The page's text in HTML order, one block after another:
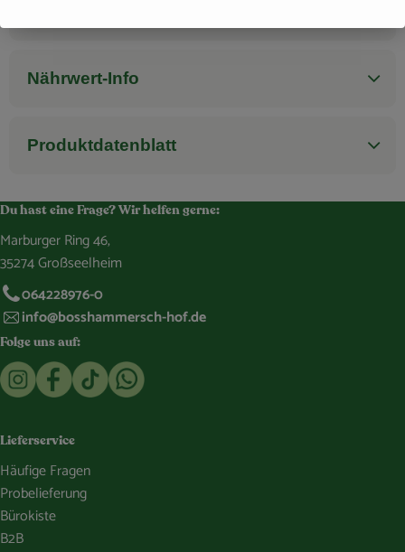
Nährwert-Info
Produktdatenblatt
Du hast eine Frage? Wir helfen gerne:
Marburger Ring 46,
35274 Großseelheim
064228976-0
info@bosshammersch-hof.de
Folge uns auf:
Externer Link zu https://www.instagram.com/
Externer Link zu https://www.facebook.com/
Externer Link zu https://www.tiktok.com/
Externer Link zu https://whatsapp.com/
Lieferservice
Häufige Fragen
Probelieferung
Bürokiste
B2B